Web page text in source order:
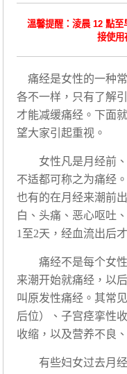
溫馨提醒：淩晨 12 點
接使用
痛经是女性的一种
各不一样，只有了解
才能减缓痛经。下面
望大家引起重视。
女性凡是月经前、
不适都可称之为痛经
也有的在月经来潮前
白、头痛、恶心呕吐
1至2天，经血流出后
痛经不是每个女性
来潮开始就痛经，以
叫原发性痛经。其常
后位）、子宫痉挛性
收缩，以及营养不良
有些妇女过去月经